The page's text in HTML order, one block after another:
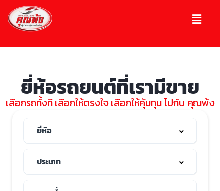
ยี่ห้อรถยนต์ที่เรามีขาย
เลือกรถทั้งที เลือกให้ตรงใจ เลือกให้คุ้มทุน ไปกับ คุณพ้ง